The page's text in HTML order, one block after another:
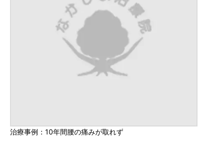
治療事例：10年間腰の痛みが取れず